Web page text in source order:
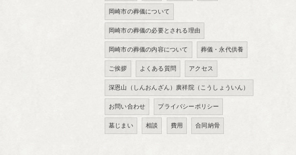
岡崎市の葬儀について
岡崎市の葬儀の必要とされる理由
岡崎市の葬儀の内容について 葬儀・永代供養
ご挨拶 よくある質問 アクセス
深恩山（しんおんざん）廣祥院（こうしょういん）
お問い合わせ プライバシーポリシー
墓じまい 相談 費用 合同納骨